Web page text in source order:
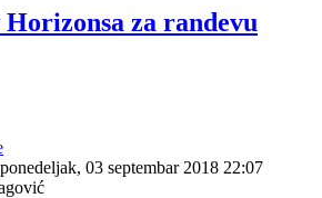
za randevu
03 septembar 2018 22:07